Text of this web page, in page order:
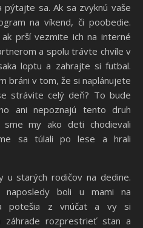
pýtajte sa. Ak sa zvyknú vaše
na víkend, či poobedie.
prší vezmite ich na interné
a spolu trávte chvíle v
loptu a zahrajte si futbal.
bráni v tom, že si naplánujete
strávite celý deň? To bude
ani nepoznajú tento druh
my ako deti chodievali
sa túlali po lese a hrali
u starých rodičov na dedine.
boli u mami na
potešia z vnúčat a vy si
záhrade rozprestrieť stan a